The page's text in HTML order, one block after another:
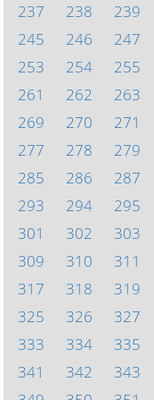
237
238 239
245
246 247
253
254 255
261
262 263
269
270 271
277
278 279
285
286 287
293
294 295
301
302 303
309
310 311
317
318 319
325
326 327
333
334 335
341
342 343